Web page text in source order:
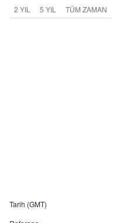
2 YIL 5 YIL TÜM ZAMAN
Tarih (GMT)